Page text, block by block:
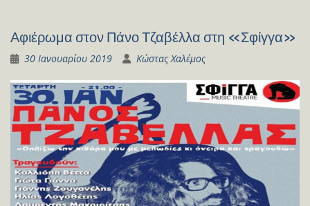
Αφιέρωμα στον Πάνο Τζαβέλλα στη «Σφίγγα»
30 Ιανουαρίου 2019 Κώστας Χαλέμος